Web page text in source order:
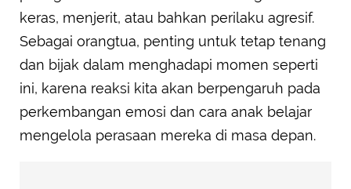
keras, menjerit, atau bahkan perilaku agresif.
Sebagai orangtua, penting untuk tetap tenang
dan bijak dalam menghadapi momen seperti
ini, karena reaksi kita akan berpengaruh pada
perkembangan emosi dan cara anak belajar
mengelola perasaan mereka di masa depan.